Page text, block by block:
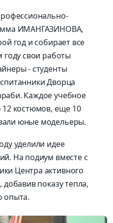
ИМАНГАЗИНОВА,
год и собирает все
году свои работы
- студенты
Дворца
Каждое учебное
12 костюмов, еще 10
юные модельеры.
уделили идее
На подиум вместе с
Центра активного
показу тепла,
опыта.